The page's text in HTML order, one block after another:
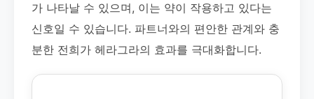
가 나타날 수 있으며, 이는 약이 작용하고 있다는
신호일 수 있습니다. 파트너와의 편안한 관계와 충
분한 전희가 헤라그라의 효과를 극대화합니다.